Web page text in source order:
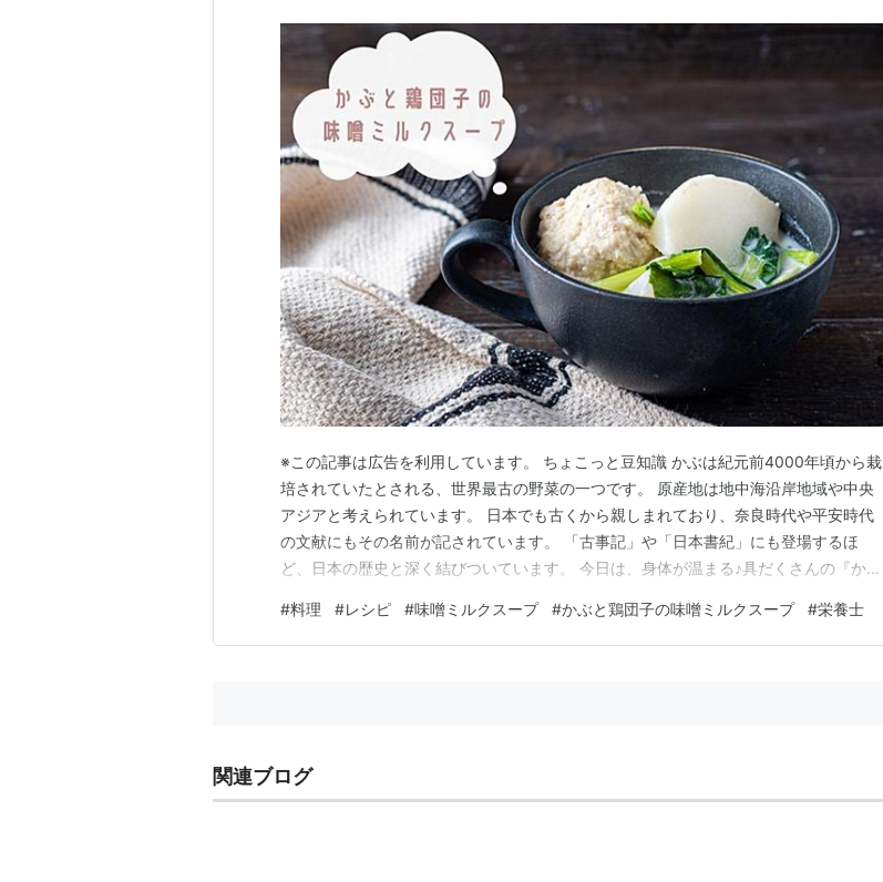
※この記事は広告を利用しています。 ちょこっと豆知識 かぶは紀元前4000年頃から栽
培されていたとされる、世界最古の野菜の一つです。 原産地は地中海沿岸地域や中央
アジアと考えられています。 日本でも古くから親しまれており、奈良時代や平安時代
の文献にもその名前が記されています。 「古事記」や「日本書紀」にも登場するほ
ど、日本の歴史と深く結びついています。 今日は、身体が温まる♪具だくさんの『かぶ
性が抜群に良いんです♪ それを今回は、かぶと鶏団子をいれて具だくさんスープに仕上
げました。 カルシウム、ビタミンC、タンパク質…
#料理 #レシピ #味噌ミルクスープ #かぶと鶏団子の味噌ミルクスープ #栄養士
関連ブログ